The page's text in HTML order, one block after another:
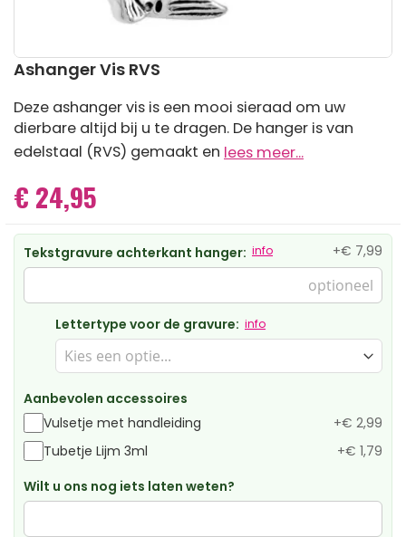
Ga
het
begin
van
de
afbeeldingen-
Ashanger Vis RVS
Deze ashanger vis is een mooi sieraad om uw
dierbare altijd bij u te dragen. De hanger is van
edelstaal (RVS) gemaakt en lees meer...
€ 24,95
Tekstgravure achterkant hanger: info +€ 7,99
Lettertype voor de gravure: info
Aanbevolen accessoires
Vulsetje met handleiding
+€ 2,99
Tubetje Lijm 3ml
+€ 1,79
Wilt u ons nog iets laten weten?